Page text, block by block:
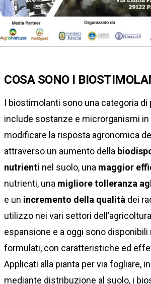
COSA SONO I
I biostimolanti sono una categoria di
include sostanze e microrganismi in
modificare la risposta agronomica
attraverso un aumento della
nutrienti nel suolo, una maggior
nutrienti, una migliore tolleranza
e un incremento della qualità dei
utilizzo nei vari settori
espansione e a oggi sono
formulati, con caratteristiche ed
Applicati alla pianta per via fogliare,
mediante distribuzione al suolo, i